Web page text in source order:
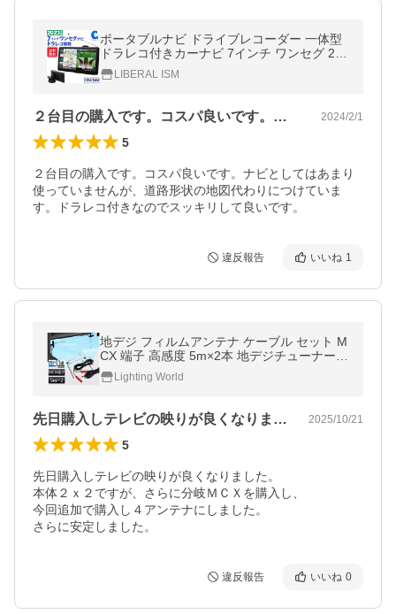
ポータブルナビ ドライブレコーダー 一体型
ドラレコ付きカーナビ 7インチ ワンセグ 202
3年度版最新地図搭載 OT-DN703K
LIBERAL ISM
２台目の購入です。コスパ良いです。ナビ… 2024/2/1
5
２台目の購入です。コスパ良いです。ナビとしてはあまり
使っていませんが、道路形状の地図代わりにつけていま
す。ドラレコ付きなのでスッキリして良いです。
違反報告 いいね 1
地デジ フィルムアンテナ ケーブル セット M
CX 端子 高感度 5m×2本 地デジチューナー用
代引・日時指定不可 メール便送料無 宅配便
の場合 5 i660
Lighting World
先日購入しテレビの映りが良くなりました… 2025/10/21
5
先日購入しテレビの映りが良くなりました。
本体２ｘ２ですが、さらに分岐ＭＣＸを購入し、
今回追加で購入し４アンテナにしました。
さらに安定しました。
違反報告 いいね 0